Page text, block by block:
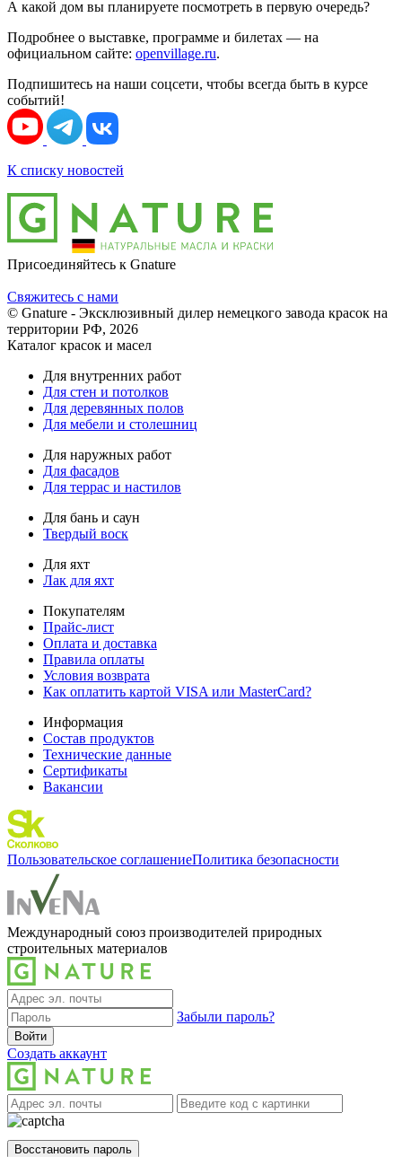
А какой дом вы планируете посмотреть в первую очередь?
Подробнее о выставке, программе и билетах — на
официальном сайте: openvillage.ru.
Подпишитесь на наши соцсети, чтобы всегда быть в курсе
событий!
К списку новостей
Присоединяйтесь к Gnature
Свяжитесь с нами
© Gnature - Эксклюзивный дилер немецкого завода красок на
территории РФ, 2026
Каталог красок и масел
Для внутренних работ
Для стен и потолков
Для деревянных полов
Для мебели и столешниц
Для наружных работ
Для фасадов
Для террас и настилов
Для бань и саун
Твердый воск
Для яхт
Лак для яхт
Покупателям
Прайс-лист
Оплата и доставка
Правила оплаты
Условия возврата
Как оплатить картой VISA или MasterCard?
Информация
Состав продуктов
Технические данные
Сертификаты
Вакансии
Пользовательское соглашениеПолитика безопасности
Международный союз производителей природных
строительных материалов
Забыли пароль?
Войти
Создать аккаунт
Восстановить пароль